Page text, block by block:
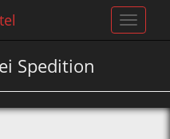
Toggle
Spedition